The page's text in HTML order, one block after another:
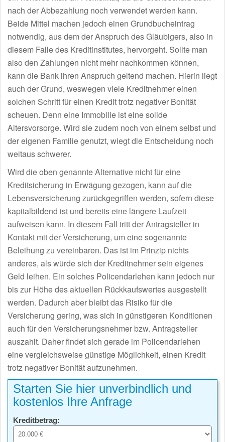
nach der Abbezahlung noch verwendet werden kann.
Beide Mittel machen jedoch einen Grundbucheintrag
notwendig, aus dem der Anspruch des Gläubigers, also in
diesem Falle des Kreditinstitutes, hervorgeht. Sollte man
also den Zahlungen nicht mehr nachkommen können,
kann die Bank ihren Anspruch geltend machen. Hierin liegt
auch der Grund, weswegen viele Kreditnehmer einen
solchen Schritt für einen Kredit trotz negativer Bonität
scheuen. Denn eine Immobilie ist eine solide
Altersvorsorge. Wird sie zudem noch von einem selbst und
der eigenen Familie genutzt, wiegt die Entscheidung noch
weitaus schwerer.
Wird die oben genannte Alternative nicht für eine
Kreditsicherung in Erwägung gezogen, kann auf die
Lebensversicherung zurückgegriffen werden, sofern diese
kapitalbildend ist und bereits eine längere Laufzeit
aufweisen kann. In diesem Fall tritt der Antragsteller in
Kontakt mit der Versicherung, um eine sogenannte
Beleihung zu vereinbaren. Das ist im Prinzip nichts
anderes, als würde sich der Kreditnehmer sein eigenes
Geld leihen. Ein solches Policendarlehen kann jedoch nur
bis zur Höhe des aktuellen Rückkaufswertes ausgestellt
werden. Dadurch aber bleibt das Risiko für die
Versicherung gering, was sich in günstigeren Konditionen
auch für den Versicherungsnehmer bzw. Antragsteller
auszahlt. Daher findet sich gerade im Policendarlehen
eine vergleichsweise günstige Möglichkeit, einen Kredit
trotz negativer Bonität aufzunehmen.
Starten Sie hier unverbindlich und
kostenlos Ihre Anfrage
Kreditbetrag: